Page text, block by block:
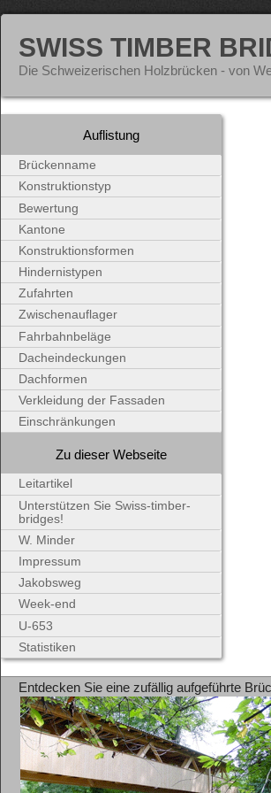
SWISS TIMBER
Die Schweizerischen Holzbrücken - von
Auflistung
Brückenname
Konstruktionstyp
Bewertung
Kantone
Konstruktionsformen
Hindernistypen
Zufahrten
Zwischenauflager
Fahrbahnbeläge
Dacheindeckungen
Dachformen
Verkleidung der Fassaden
Einschränkungen
Zu dieser Webseite
Leitartikel
Unterstützen Sie Swiss-timber-
bridges!
W. Minder
Impressum
Jakobsweg
Week-end
U-653
Statistiken
Entdecken Sie eine zufällig aufgeführte